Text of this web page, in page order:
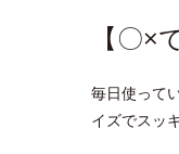
【〇
毎日使って
イズでスッ